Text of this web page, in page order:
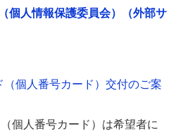
個人情報保護委員会）（外部サ
（個人番号カード）交付のご案
個人番号カード）は希望者に